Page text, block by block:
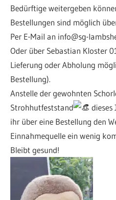
Bedürftige weitergeben
Bestellungen sind möglich
Per E-Mail an info@sg-
Oder über Sebastian Kloster
Lieferung oder Abholung
Bestellung).
Anstelle der gewohnten
Strohhutfeststand
dieses
ihr über eine Bestellung den
Einnahmequelle ein wenig
Bleibt gesund!